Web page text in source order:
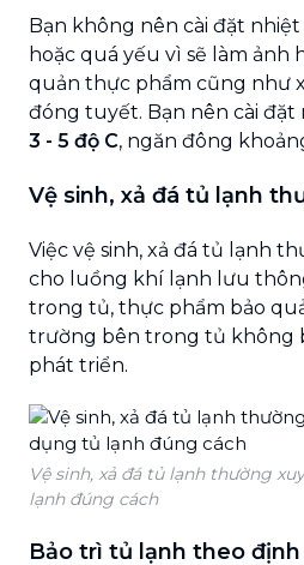
Bạn không nên cài đặt
hoặc quá yếu vì sẽ làm ảnh
quản thực phẩm cũng như
đóng tuyết. Bạn nên cài
3 - 5 độ C, ngăn đông
Vệ sinh, xả đá tủ lạnh
Việc vệ sinh, xả đá tủ lạnh
cho luồng khí lạnh lưu
trong tủ, thực phẩm bảo
trường bên trong tủ không
phát triển.
Vệ sinh, xả đá tủ lạnh thường
lạnh đúng cách
Bảo trì tủ lạnh theo định